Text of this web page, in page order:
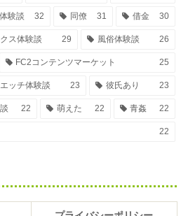
験談 32 同僚 31 借金 30
ス体験談 29 風俗体験談 26
FC2コンテンツマーケット 25
エッチ体験談 23 彼氏あり 23
22 萌えた 22 青姦 22
22